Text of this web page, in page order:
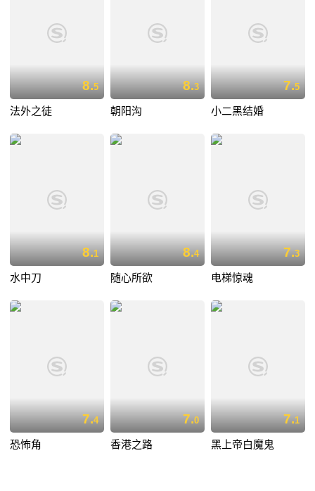
8.5
法外之徒
8.3
朝阳沟
7.5
小二黑结婚
8.1
水中刀
8.4
随心所欲
7.3
电梯惊魂
7.4
恐怖角
7.0
香港之路
7.1
黑上帝白魔鬼